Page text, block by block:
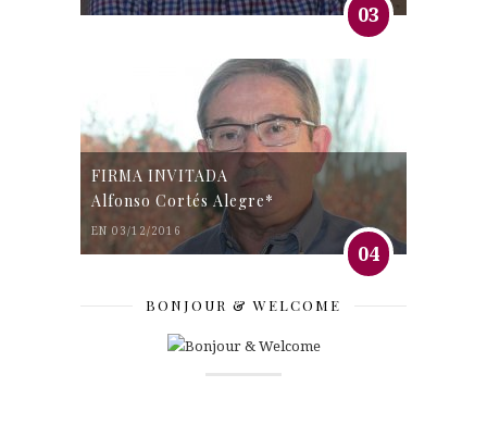
03
FIRMA INVITADA
Alfonso Cortés Alegre*
EN 03/12/2016
04
BONJOUR & WELCOME